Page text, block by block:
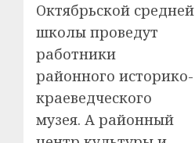
Октябрьской средней
школы проведут
работники
районного историко-
краеведческого
музея. А районный